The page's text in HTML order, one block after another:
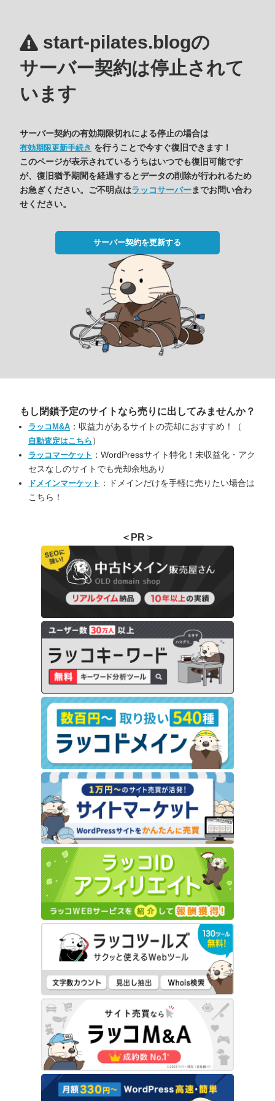
start-pilates.blogの
サーバー契約は停止されて
います
サーバー契約の有効期限切れによる停止の場合は
有効期限更新手続き を行うことで今すぐ復旧できます！
このページが表示されているうちはいつでも復旧可能です
が、復旧猶予期間を経過するとデータの削除が行われるため
お急ぎください。ご不明点はラッコサーバーまでお問い合わ
せください。
サーバー契約を更新する
もし閉鎖予定のサイトなら売りに出してみませんか？
ラッコM&A ：収益力があるサイトの売却におすすめ！（
自動査定はこちら ）
ラッコマーケット ：WordPressサイト特化！未収益化・アク
セスなしのサイトでも売却余地あり
ドメインマーケット ：ドメインだけを手軽に売りたい場合は
こちら！
＜PR＞